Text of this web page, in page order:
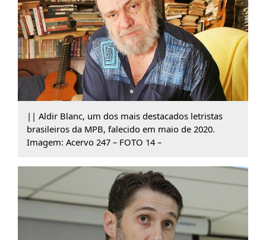
|| Aldir Blanc, um dos mais destacados letristas
brasileiros da MPB, falecido em maio de 2020.
Imagem: Acervo 247 – FOTO 14 –